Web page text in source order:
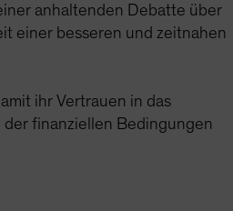
anhaltenden Debatte über
einer besseren und zeitnahen
ihr Vertrauen in das
der finanziellen Bedingungen